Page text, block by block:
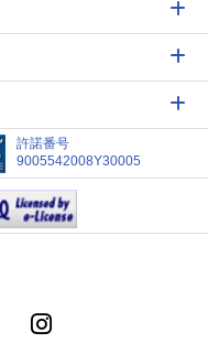
許諾番号
9005542008Y30005